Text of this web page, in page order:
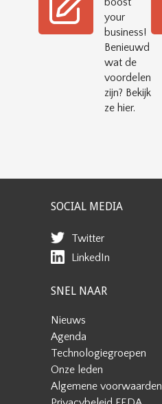
your
business!
Benieuwd
wat de
voordelen
zijn? Bekijk
ze hier.
SOCIAL MEDIA
Twitter
LinkedIn
SNEL NAAR
Nieuws
Agenda
Technologiegroepen
Onze leden
Algemene voorwaarden